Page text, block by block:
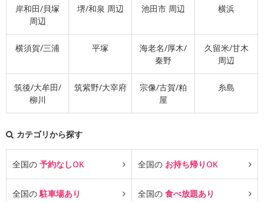
岸和田/貝塚
周辺
堺/和泉 周辺 池田市 周辺 横浜
横須賀/三浦 平塚
海老名/厚木/
秦野
久留米/甘木
周辺
筑後/大牟田/
柳川
筑紫野/大宰府
宗像/古賀/粕
屋
糸島
カテゴリから探す
全国の 予約なしOK 全国の お持ち帰りOK
全国の駐車場あり 全国の 食べ放題あり